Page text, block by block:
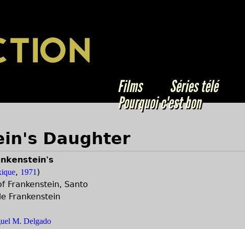
Daughter
, 1971 )
Frankenstein, Santo
Frankenstein
M. Delgado
Films Séries télé
Pourquoi c'est bon